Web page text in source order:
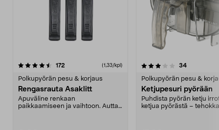
172 (1,33/kpl)
Polkupyörän pesu & korjaus
Rengasrauta Asaklitt
Apuväline renkaan
paikkaamiseen ja vaihtoon. Auttaa
3.5 viidestä
34arvostelut
Polkupyörän pesu &
Ketjupesuri pyörään
Puhdista pyörän ketju
ketjua pyörästä –
5.0 viidestä